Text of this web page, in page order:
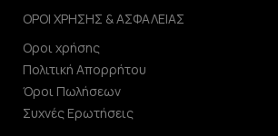
ΟΡΟΙ ΧΡΗΣΗΣ & ΑΣΦΑΛΕΙΑΣ
Οροι χρήσης
Πολιτική Απορρήτου
Όροι Πωλήσεων
Συχνές Ερωτήσεις